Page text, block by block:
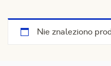
Nie znaleziono